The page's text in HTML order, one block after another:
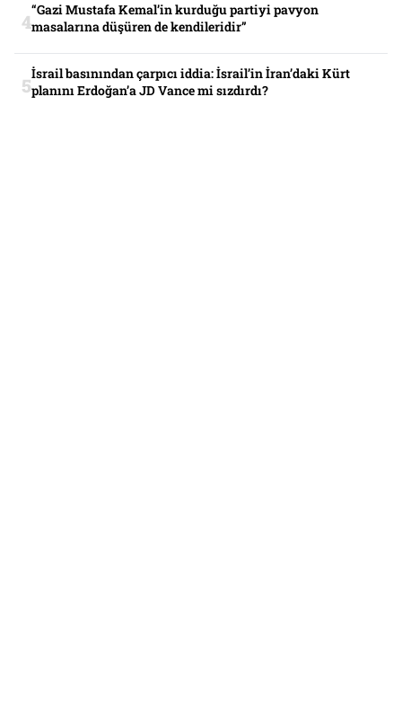
“Gazi Mustafa Kemal’in kurduğu partiyi pavyon
masalarına düşüren de kendileridir”
İsrail basınından çarpıcı iddia: İsrail’in İran’daki Kürt
planını Erdoğan’a JD Vance mi sızdırdı?